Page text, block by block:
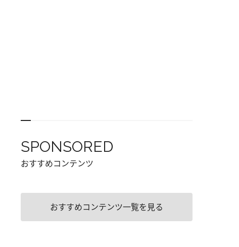
SPONSORED
おすすめコンテンツ
おすすめコンテンツ一覧を見る